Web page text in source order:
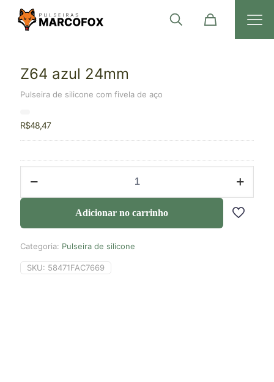
Z64 azul 24mm
Pulseira de silicone com fivela de aço
R$48,47
Adicionar no carrinho
Categoria: Pulseira de silicone
SKU: 58471FAC7669